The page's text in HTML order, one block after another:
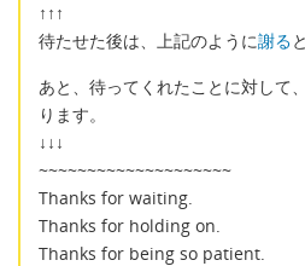
↑↑↑
待たせた後は、上記のように謝る
あと、待ってくれたことに対して、
ります。
↓↓↓
~~~~~~~~~~~~~~~~~~~~
Thanks for waiting.
Thanks for holding on.
Thanks for being so patient.